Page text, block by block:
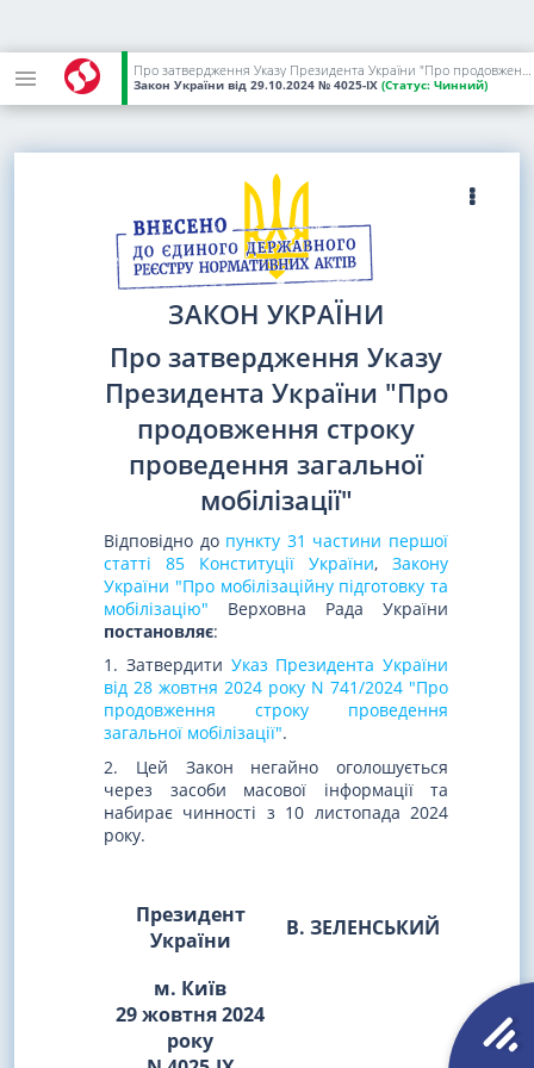
Про затвердження Указу Президента України "Про продовження строку проведення загальної мобілізації"
Закон України від 29.10.2024 № 4025-IX (Статус: Чинний)
ЗАКОН УКРАЇНИ
Про затвердження Указу
Президента України "Про
продовження строку
проведення загальної
мобілізації"
Відповідно до пункту 31 частини першої
статті 85 Конституції України, Закону
України "Про мобілізаційну підготовку та
мобілізацію" Верховна Рада України
постановляє:
1. Затвердити Указ Президента України
від 28 жовтня 2024 року N 741/2024 "Про
продовження строку проведення
загальної мобілізації".
2. Цей Закон негайно оголошується
через засоби масової інформації та
набирає чинності з 10 листопада 2024
року.
Президент
України
В. ЗЕЛЕНСЬКИЙ
м. Київ
29 жовтня 2024
року